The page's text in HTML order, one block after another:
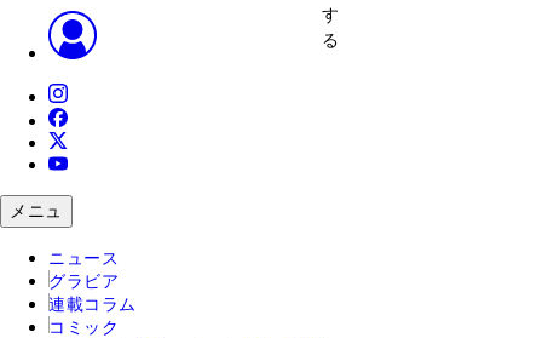
す
る
メニュ
ニュース
グラビア
連載コラム
コミック